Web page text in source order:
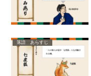
落語 あらすじ